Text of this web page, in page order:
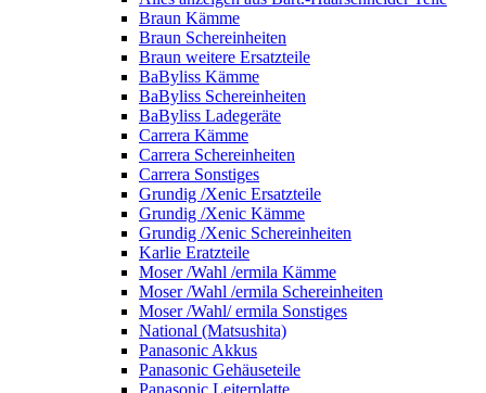
Braun Kämme
Braun Schereinheiten
Braun weitere Ersatzteile
BaByliss Kämme
BaByliss Schereinheiten
BaByliss Ladegeräte
Carrera Kämme
Carrera Schereinheiten
Carrera Sonstiges
Grundig /Xenic Ersatzteile
Grundig /Xenic Kämme
Grundig /Xenic Schereinheiten
Karlie Eratzteile
Moser /Wahl /ermila Kämme
Moser /Wahl /ermila Schereinheiten
Moser /Wahl/ ermila Sonstiges
National (Matsushita)
Panasonic Akkus
Panasonic Gehäuseteile
Panasonic Leiterplatte